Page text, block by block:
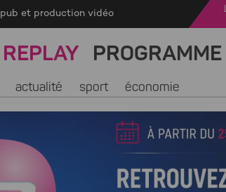
pub et production vidéo
REPLAY PROGRAMME
actualité sport économie